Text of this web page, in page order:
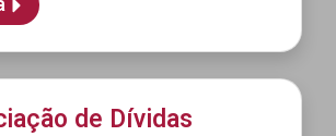
de Dívidas